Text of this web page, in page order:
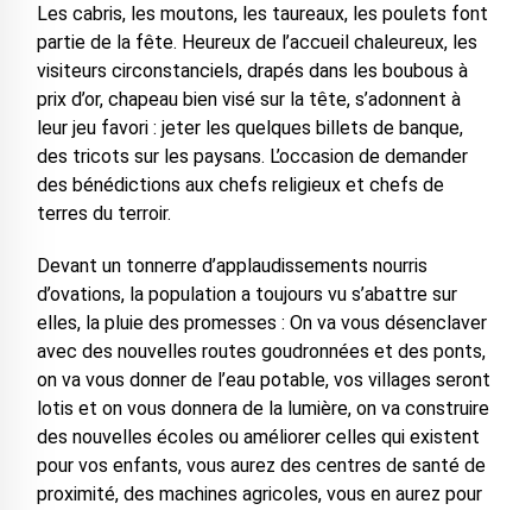
Les cabris, les moutons, les taureaux, les poulets font
partie de la fête. Heureux de l’accueil chaleureux, les
visiteurs circonstanciels, drapés dans les boubous à
prix d’or, chapeau bien visé sur la tête, s’adonnent à
leur jeu favori : jeter les quelques billets de banque,
des tricots sur les paysans. L’occasion de demander
des bénédictions aux chefs religieux et chefs de
terres du terroir.
Devant un tonnerre d’applaudissements nourris
d’ovations, la population a toujours vu s’abattre sur
elles, la pluie des promesses : On va vous désenclaver
avec des nouvelles routes goudronnées et des ponts,
on va vous donner de l’eau potable, vos villages seront
lotis et on vous donnera de la lumière, on va construire
des nouvelles écoles ou améliorer celles qui existent
pour vos enfants, vous aurez des centres de santé de
proximité, des machines agricoles, vous en aurez pour